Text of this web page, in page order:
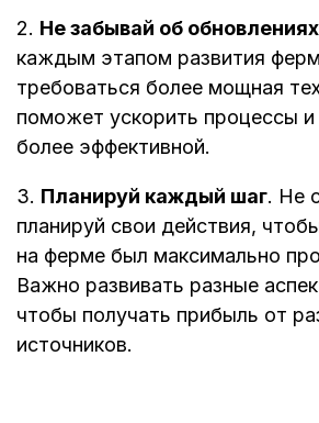
2. Не забывай об
каждым этапом развития
требоваться более мощная
поможет ускорить процессы
более эффективной.
3. Планируй каждый шаг. Не
планируй свои действия,
на ферме был максимально
Важно развивать разные
чтобы получать прибыль от
источников.